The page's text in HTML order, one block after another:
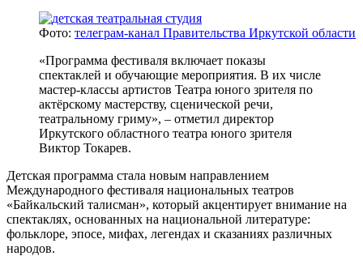
Фото: телеграм-канал Правительства Иркутской области
«Программа фестиваля включает показы
спектаклей и обучающие мероприятия. В их числе
мастер-классы артистов Театра юного зрителя по
актёрскому мастерству, сценической речи,
театральному гриму», – отметил директор
Иркутского областного театра юного зрителя
Виктор Токарев.
Детская программа стала новым направлением
Международного фестиваля национальных театров
«Байкальский талисман», который акцентирует внимание на
спектаклях, основанных на национальной литературе:
фольклоре, эпосе, мифах, легендах и сказаниях различных
народов.